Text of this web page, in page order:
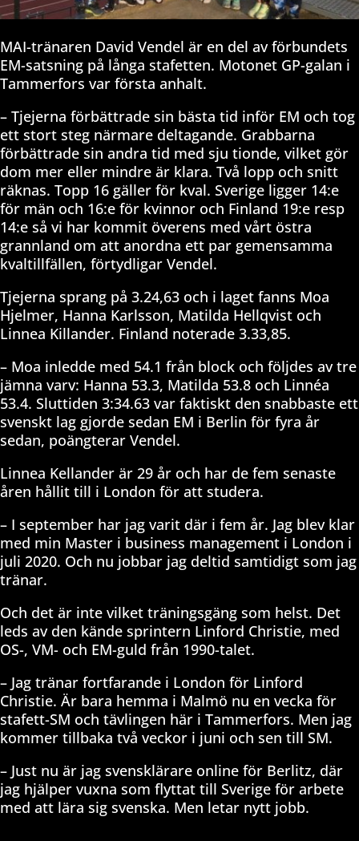
MAI-tränaren David Vendel är en del av förbundets
EM-satsning på långa stafetten. Motonet GP-galan i
Tammerfors var första anhalt.
– Tjejerna förbättrade sin bästa tid inför EM och tog
ett stort steg närmare deltagande. Grabbarna
förbättrade sin andra tid med sju tionde, vilket gör
dom mer eller mindre är klara. Två lopp och snitt
räknas. Topp 16 gäller för kval. Sverige ligger 14:e
för män och 16:e för kvinnor och Finland 19:e resp
14:e så vi har kommit överens med vårt östra
grannland om att anordna ett par gemensamma
kvaltillfällen, förtydligar Vendel.
Tjejerna sprang på 3.24,63 och i laget fanns Moa
Hjelmer, Hanna Karlsson, Matilda Hellqvist och
Linnea Killander. Finland noterade 3.33,85.
– Moa inledde med 54.1 från block och följdes av tre
jämna varv: Hanna 53.3, Matilda 53.8 och Linnéa
53.4. Sluttiden 3:34.63 var faktiskt den snabbaste ett
svenskt lag gjorde sedan EM i Berlin för fyra år
sedan, poängterar Vendel.
Linnea Kellander är 29 år och har de fem senaste
åren hållit till i London för att studera.
– I september har jag varit där i fem år. Jag blev klar
med min Master i business management i London i
juli 2020. Och nu jobbar jag deltid samtidigt som jag
tränar.
Och det är inte vilket träningsgäng som helst. Det
leds av den kände sprintern Linford Christie, med
OS-, VM- och EM-guld från 1990-talet.
– Jag tränar fortfarande i London för Linford
Christie. Är bara hemma i Malmö nu en vecka för
stafett-SM och tävlingen här i Tammerfors. Men jag
kommer tillbaka två veckor i juni och sen till SM.
– Just nu är jag svensklärare online för Berlitz, där
jag hjälper vuxna som flyttat till Sverige för arbete
med att lära sig svenska. Men letar nytt jobb.